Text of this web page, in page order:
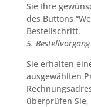
Sie Ihre
des Buttons
Bestellschritt.
5.
Sie erhalten
ausgewählten
überprüfen